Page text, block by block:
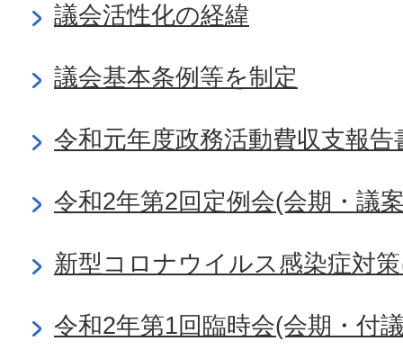
議会活性化の経緯
議会基本条例等を制定
令和元年度政務活動費収支報告
令和2年第2回定例会(会期・議
新型コロナウイルス感染症対
令和2年第1回臨時会(会期・付